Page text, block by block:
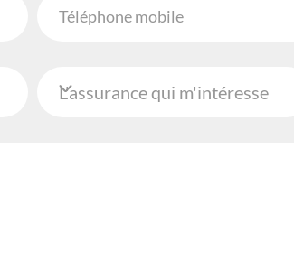
L'assurance qui m'intéresse